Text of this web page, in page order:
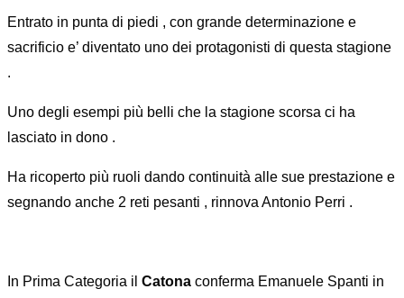
Entrato in punta di piedi , con grande determinazione e
sacrificio e’ diventato uno dei protagonisti di questa stagione
.
Uno degli esempi più belli che la stagione scorsa ci ha
lasciato in dono .
Ha ricoperto più ruoli dando continuità alle sue prestazione e
segnando anche 2 reti pesanti , rinnova Antonio Perri .
In Prima Categoria il Catona conferma Emanuele Spanti in